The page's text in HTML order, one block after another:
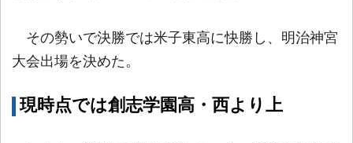
その勢いで決勝では米子東高に快勝し、明治神宮
大会出場を決めた。
現時点では創志学園高・西より上